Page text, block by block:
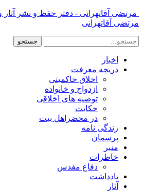
مرتضی آقاتهرانی - دفتر حفظ و نشر آثار
مرتضی آقاتهرانی
اخبار
دریچه معرفت
اخلاق حاکمیتی
ازدواج و خانواده
توصیه های اخلاقی
حکایت
در محضراهل بیت
زندگی نامه
پرسمان
منبر
خاطرات
دفاع مقدس
یادداشت
آثار